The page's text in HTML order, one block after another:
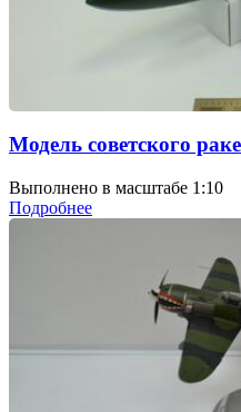
Модель советского
Выполнено в масштабе 1:10
Подробнее